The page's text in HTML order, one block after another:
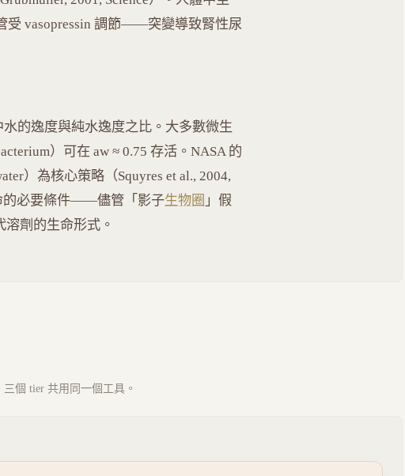
受 vasopressin 調節——突變導致腎性尿
的逸度與純水逸度之比。大多數微生
）可在 aw ≈ 0.75 存活。NASA 的
）為核心策略（Squyres et al., 2004,
的必要條件——儘管「影子生物圈 」假
溶劑的生命形式。
個 tier 共用同一個工具。